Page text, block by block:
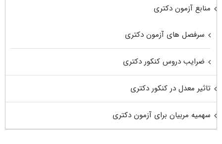
منابع آزمون دکتری
سرفصل های آزمون دکتری
ضرایب دروس کنکور دکتری
تاثیر معدل در کنکور دکتری
سهمیه مربیان برای آزمون دکتری